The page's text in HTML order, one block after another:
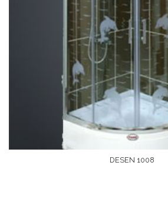
DESEN 1008
Devamını Oku